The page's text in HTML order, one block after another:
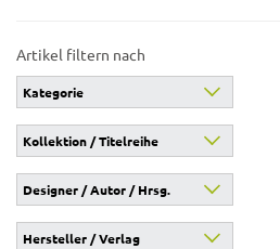
Artikel filtern nach
Kategorie
Kollektion / Titelreihe
Designer / Autor / Hrsg.
Hersteller / Verlag